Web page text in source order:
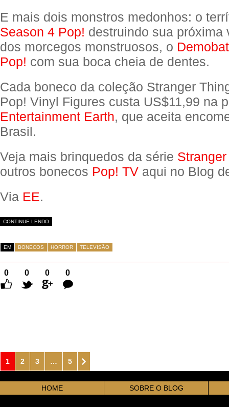
E mais dois monstros medonhos: o
Season 4 Pop! destruindo sua próxima
dos morcegos monstruosos, o
Pop! com sua boca cheia de dentes.
Cada boneco da coleção Stranger
Pop! Vinyl Figures custa US$11,99 na
Entertainment Earth, que aceita
Brasil.
Veja mais brinquedos da série
outros bonecos Pop! TV aqui no Blog
Via EE.
CONTINUE LENDO
EM BONECOS HORROR TELEVISÃO
0 0 0
0
Comentários
1 2 3 … 5
HOME SOBRE O BLOG